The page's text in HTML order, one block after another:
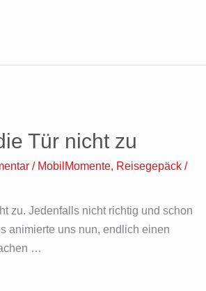
Tür nicht zu
/ MobilMomente, Reisegepäck /
zu. Jedenfalls nicht richtig und schon
animierte uns nun, endlich einen
…